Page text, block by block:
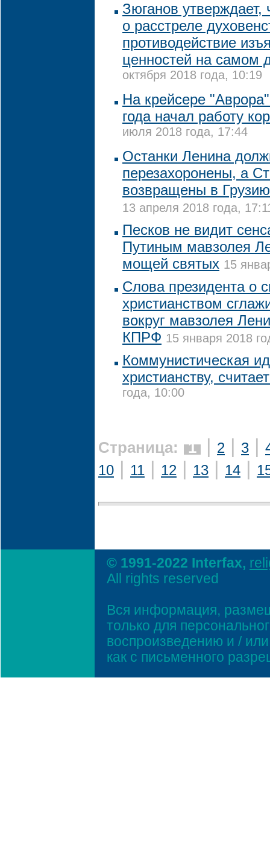
Зюганов
о расстреле
противодействие
ценностей на самом
октября 2018 года, 10:19
На крейсере
года начал работу
июля 2018 года, 17:44
Останки Ленина
перезахоронены, а
возвращены в
13 апреля 2018 года,
Песков не видит
Путиным мавзолея
мощей святых 15
Слова президента о
христианством
вокруг мавзолея
КПРФ 15 января 2018
Коммунистическая
христианству,
года, 10:00
Страница: 1 2 3
10
11 12 13 14
© 1991-2022 Interfax,
All rights reserved
Вся информация,
только для
воспроизведению и /
как с письменного